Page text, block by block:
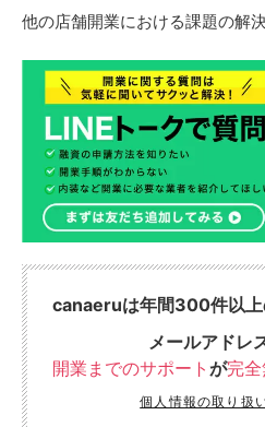
他の店舗開業における課題の解
canaeruは年間300件以上
メールアドレ
開業までのサポート が完
個人情報の取り扱